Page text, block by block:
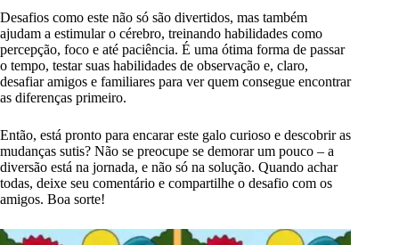
Desafios como este não só são divertidos, mas também
ajudam a estimular o cérebro, treinando habilidades como
percepção, foco e até paciência. É uma ótima forma de passar
o tempo, testar suas habilidades de observação e, claro,
desafiar amigos e familiares para ver quem consegue encontrar
as diferenças primeiro.
Então, está pronto para encarar este galo curioso e descobrir as
mudanças sutis? Não se preocupe se demorar um pouco – a
diversão está na jornada, e não só na solução. Quando achar
todas, deixe seu comentário e compartilhe o desafio com os
amigos. Boa sorte!